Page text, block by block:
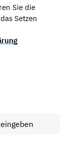
Sie die
Setzen